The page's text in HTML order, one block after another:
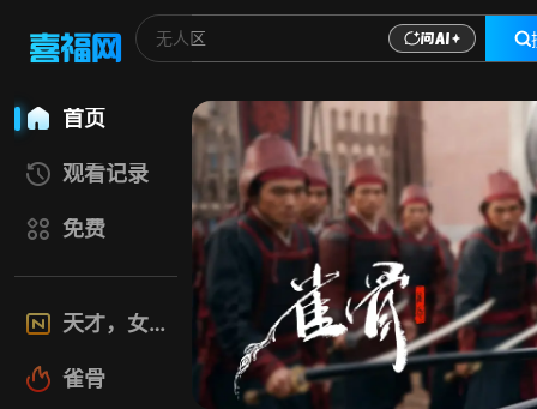
首页
观看记录
免费
天才，女友
雀骨
喜福影视网-高清电